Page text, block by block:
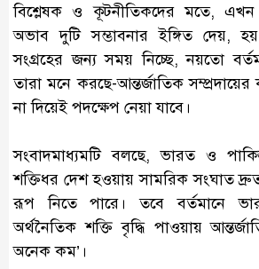
বিশ্লেষক ও কূটনীতিকদের মতে, এখন
অভাব দুটি সম্ভাবনার ইঙ্গিত দেয়,
সংগ্রহের জন্য সময় নিচ্ছে, নয়তো
তারা মনে করছে-আন্তর্জাতিক সম্প্রদায়ের
না দিয়েই পদক্ষেপ নেয়া যাবে।
সংবাদমাধ্যমটি বলছে, ভারত ও
শক্তিধর দেশ হওয়ায় সামরিক সংঘাত
রূপ নিতে পারে। তবে বর্তমানে
অর্থনৈতিক শক্তি বৃদ্ধি পাওয়ায়
অনেক কম’।